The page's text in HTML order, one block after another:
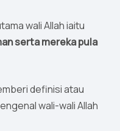
wali Allah iaitu
serta mereka pula
definisi atau
wali-wali Allah